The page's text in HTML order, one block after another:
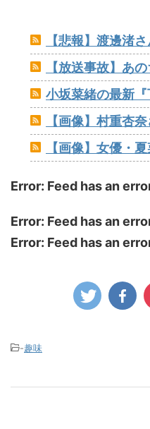
【悲報】渡邊渚さん「キス
【放送事故】あのち
小坂菜緒の最新『下
【画像】村重杏奈
【画像】女優・夏
Error: Feed has an
Error: Feed has an
Error: Feed has an
-趣味